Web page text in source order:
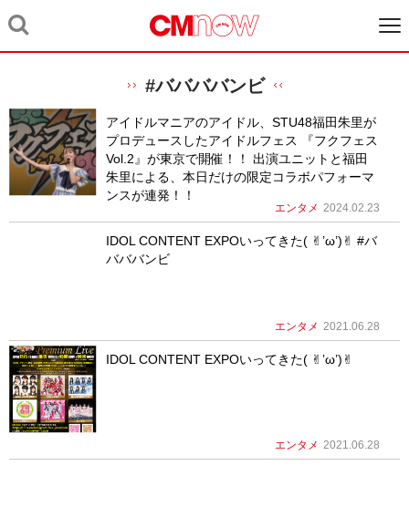
#ババババンビ
アイドルマニアのアイドル、STU48福田朱里が
プロデュースしたアイドルフェス 『フクフェス
Vol.2』が東京で開催！！ 出演ユニットと福田
朱里による、本日だけの限定コラボパフォーマ
ンスが連発！！
エンタメ 2024.02.23
IDOL CONTENT EXPOいってきた( ✌︎’ω’)✌︎ #バ
バババンビ
エンタメ 2021.06.28
IDOL CONTENT EXPOいってきた( ✌︎’ω’)✌︎
エンタメ 2021.06.28